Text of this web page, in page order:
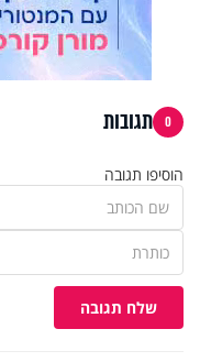
0 תגובות
הוסיפו תגובה
שלח תגובה